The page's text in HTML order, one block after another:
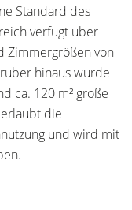
Standard des
verfügt über
Zimmergrößen von
hinaus wurde
ca. 120 m² große
die
und wird mit